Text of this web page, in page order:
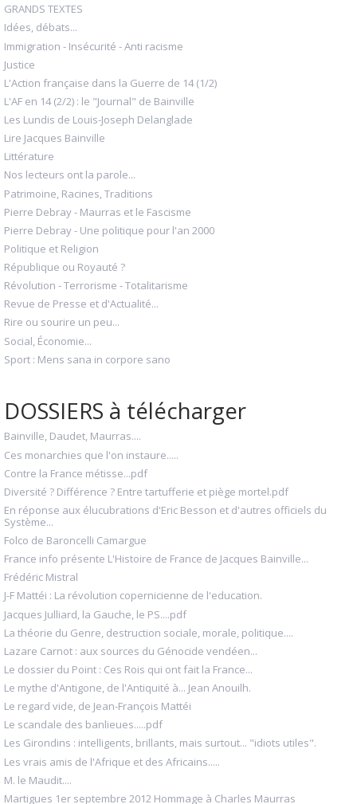
GRANDS TEXTES
Idées, débats...
Immigration - Insécurité - Anti racisme
Justice
L'Action française dans la Guerre de 14 (1/2)
L'AF en 14 (2/2) : le "Journal" de Bainville
Les Lundis de Louis-Joseph Delanglade
Lire Jacques Bainville
Littérature
Nos lecteurs ont la parole...
Patrimoine, Racines, Traditions
Pierre Debray - Maurras et le Fascisme
Pierre Debray - Une politique pour l'an 2000
Politique et Religion
République ou Royauté ?
Révolution - Terrorisme - Totalitarisme
Revue de Presse et d'Actualité...
Rire ou sourire un peu...
Social, Économie...
Sport : Mens sana in corpore sano
DOSSIERS à télécharger
Bainville, Daudet, Maurras....
Ces monarchies que l'on instaure.....
Contre la France métisse...pdf
Diversité ? Différence ? Entre tartufferie et piège mortel.pdf
En réponse aux élucubrations d'Eric Besson et d'autres officiels du
Système...
Folco de Baroncelli Camargue
France info présente L'Histoire de France de Jacques Bainville...
Frédéric Mistral
J-F Mattéi : La révolution copernicienne de l'education.
Jacques Julliard, la Gauche, le PS....pdf
La théorie du Genre, destruction sociale, morale, politique....
Lazare Carnot : aux sources du Génocide vendéen...
Le dossier du Point : Ces Rois qui ont fait la France...
Le mythe d'Antigone, de l'Antiquité à... Jean Anouilh.
Le regard vide, de Jean-François Mattéi
Le scandale des banlieues.....pdf
Les Girondins : intelligents, brillants, mais surtout... "idiots utiles".
Les vrais amis de l'Afrique et des Africains.....
M. le Maudit....
Martigues 1er septembre 2012 Hommage à Charles Maurras